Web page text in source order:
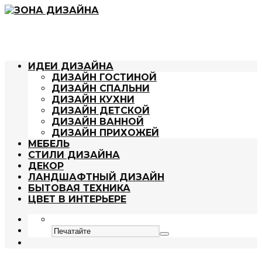
ИДЕИ ДИЗАЙНА
ДИЗАЙН ГОСТИНОЙ
ДИЗАЙН СПАЛЬНИ
ДИЗАЙН КУХНИ
ДИЗАЙН ДЕТСКОЙ
ДИЗАЙН ВАННОЙ
ДИЗАЙН ПРИХОЖЕЙ
МЕБЕЛЬ
СТИЛИ ДИЗАЙНА
ДЕКОР
ЛАНДШАФТНЫЙ ДИЗАЙН
БЫТОВАЯ ТЕХНИКА
ЦВЕТ В ИНТЕРЬЕРЕ